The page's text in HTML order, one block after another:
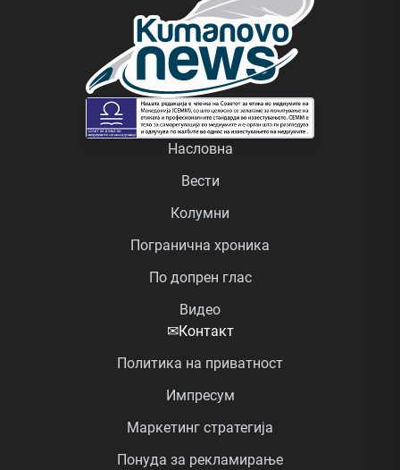
Насловна
Вести
Колумни
Погранична хроника
По допрен глас
Видео
✉Контакт
Политика на приватност
Импресум
Маркетинг стратегија
Понуда за рекламирање